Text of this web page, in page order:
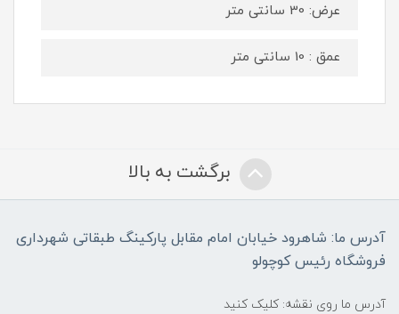
عرض: 30 سانتی متر
عمق : 10 سانتی متر
برگشت به بالا
آدرس ما: شاهرود خیابان امام مقابل پارکینگ طبقاتی شهرداری
فروشگاه رئیس کوچولو
آدرس ما روی نقشه: کلیک کنید